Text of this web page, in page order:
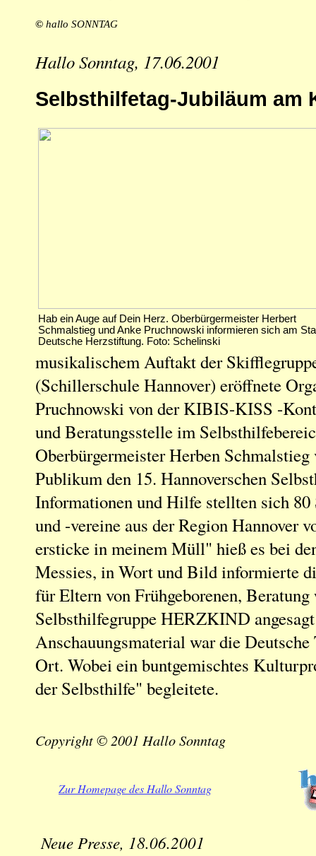
© hallo SONNTAG
Hallo Sonntag, 17.06.2001
Selbsthilfetag-Jubiläum am
Hab ein Auge auf Dein Herz. Oberbürgermeister Herbert
Schmalstieg und Anke Pruchnowski informieren sich am
Deutsche Herzstiftung. Foto: Schelinski
musikalischem Auftakt der
(Schillerschule Hannover) eröffnete
Pruchnowski von der KIBIS-KISS -
und Beratungsstelle im
Oberbürgermeister Herben Schmalstieg
Publikum den 15. Hannoverschen
Informationen und Hilfe stellten sich 80
und -vereine aus der Region Hannover
ersticke in meinem Müll" hieß es bei
Messies, in Wort und Bild informierte
für Eltern von Frühgeborenen, Beratung
Selbsthilfegruppe HERZKIND
Anschauungsmaterial war die
Ort. Wobei ein buntgemischtes
der Selbsthilfe" begleitete.
Copyright © 2001 Hallo Sonntag
Zur Homepage des Hallo Sonntag
Neue Presse, 18.06.2001